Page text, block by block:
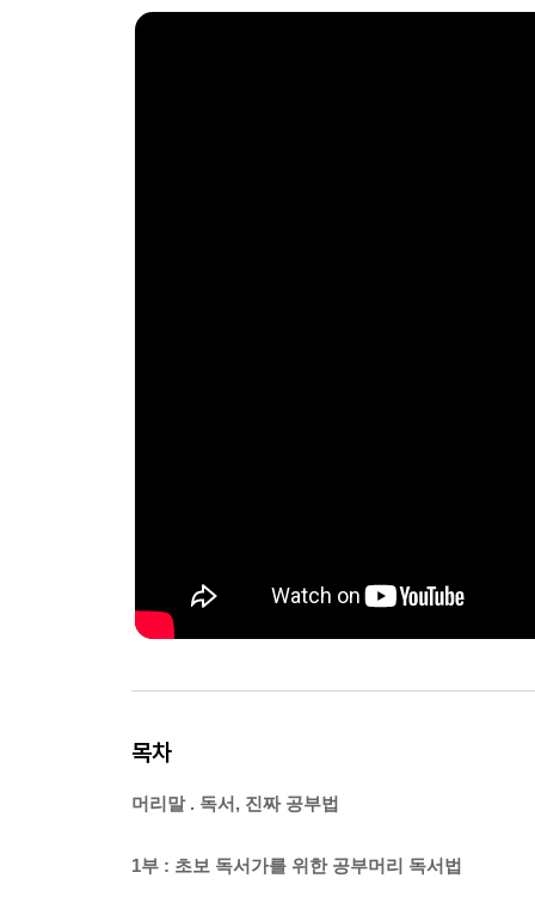
목차
머리말 . 독서, 진짜 공부법
1부 : 초보 독서가를 위한 공부머리 독서법